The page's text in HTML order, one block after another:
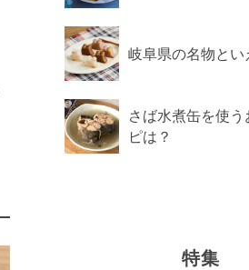
岐阜県の名物とい
さば水煮缶を使
ピは？
特集